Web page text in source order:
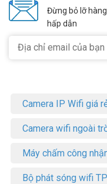
Đừng bỏ lỡ
hấp dẫn
Camera IP Wifi giá
Camera wifi ngoài
Máy chấm công
Bộ phát sóng wifi